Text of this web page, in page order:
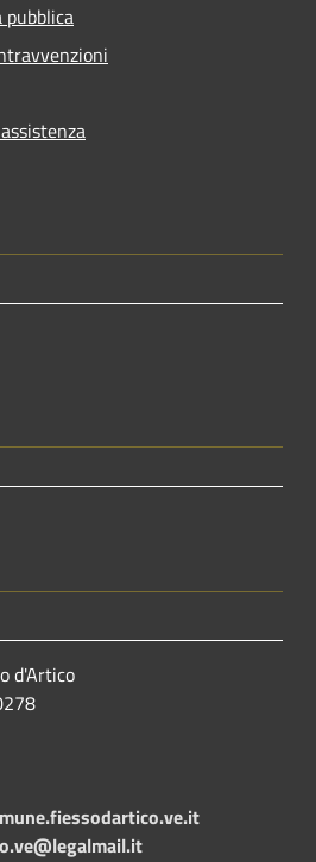
pubblica
d'Artico